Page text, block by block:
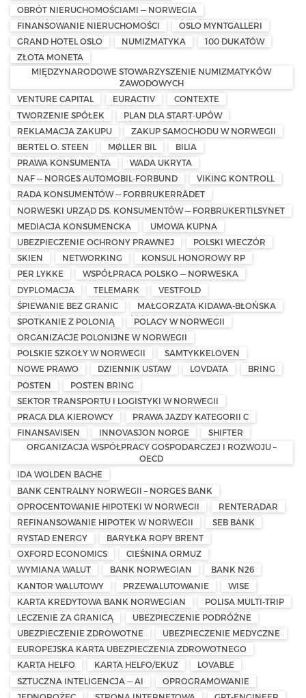
OBRÓT NIERUCHOMOŚCIAMI — NORWEGIA
FINANSOWANIE NIERUCHOMOŚCI
OSLO MYNTGALLERI
GRAND HOTEL OSLO
NUMIZMATYKA
100 DUKATÓW
ZŁOTA MONETA
MIĘDZYNARODOWE STOWARZYSZENIE NUMIZMATYKÓW
ZAWODOWYCH
VENTURE CAPITAL
EURACTIV
CONTEXTE
TWORZENIE SPÓŁEK
PLAN DLA START-UPÓW
REKLAMACJA ZAKUPU
ZAKUP SAMOCHODU W NORWEGII
BERTEL O. STEEN
MØLLER BIL
BILIA
PRAWA KONSUMENTA
WADA UKRYTA
NAF — NORGES AUTOMOBIL-FORBUND
VIKING KONTROLL
RADA KONSUMENTÓW — FORBRUKERRÅDET
NORWESKI URZĄD DS. KONSUMENTÓW — FORBRUKERTILSYNET
MEDIACJA KONSUMENCKA
UMOWA KUPNA
UBEZPIECZENIE OCHRONY PRAWNEJ
POLSKI WIECZÓR
SKIEN
NETWORKING
KONSUL HONOROWY RP
PER LYKKE
WSPÓŁPRACA POLSKO — NORWESKA
DYPLOMACJA
TELEMARK
VESTFOLD
ŚPIEWANIE BEZ GRANIC
MAŁGORZATA KIDAWA-BŁOŃSKA
SPOTKANIE Z POLONIĄ
POLACY W NORWEGII
ORGANIZACJE POLONIJNE W NORWEGII
POLSKIE SZKOŁY W NORWEGII
SAMTYKKELOVEN
NOWE PRAWO
DZIENNIK USTAW LOVDATA
BRING
POSTEN
POSTEN BRING
SEKTOR TRANSPORTU I LOGISTYKI W NORWEGII
PRACA DLA KIEROWCY
PRAWA JAZDY KATEGORII C
FINANSAVISEN
INNOVASJON NORGE
SHIFTER
ORGANIZACJA WSPÓŁPRACY GOSPODARCZEJ I ROZWOJU –
OECD
IDA WOLDEN BACHE
BANK CENTRALNY NORWEGII – NORGES BANK
OPROCENTOWANIE HIPOTEKI W NORWEGII
RENTERADAR
REFINANSOWANIE HIPOTEK W NORWEGII
SEB BANK
RYSTAD ENERGY
BARYŁKA ROPY BRENT
OXFORD ECONOMICS
CIEŚNINA ORMUZ
WYMIANA WALUT
BANK NORWEGIAN
BANK N26
KANTOR WALUTOWY
PRZEWALUTOWANIE
WISE
KARTA KREDYTOWA BANK NORWEGIAN
POLISA MULTI-TRIP
LECZENIE ZA GRANICĄ
UBEZPIECZENIE PODRÓŻNE
UBEZPIECZENIE ZDROWOTNE
UBEZPIECZENIE MEDYCZNE
EUROPEJSKA KARTA UBEZPIECZENIA ZDROWOTNEGO
KARTA HELFO
KARTA HELFO/EKUZ
LOVABLE
SZTUCZNA INTELIGENCJA — AI
OPROGRAMOWANIE